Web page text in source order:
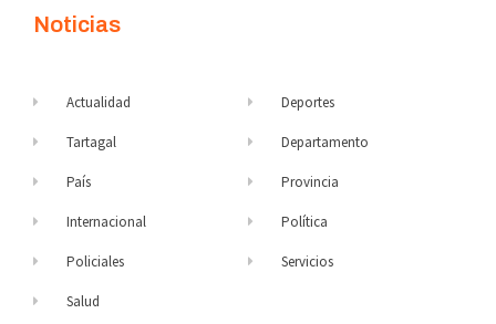
Noticias
Actualidad
Tartagal
País
Internacional
Policiales
Salud
Deportes
Departamento
Provincia
Política
Servicios